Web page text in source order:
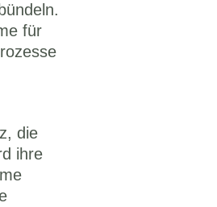
für
die
ihre